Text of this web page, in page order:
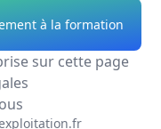
Alpes-
Provence
Permis
Hautes-
à la formation
sur cette page